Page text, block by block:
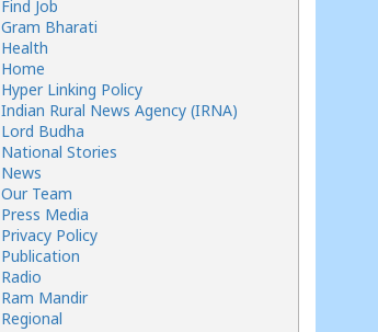
Find Job
Gram Bharati
Health
Home
Hyper Linking Policy
Indian Rural News Agency (IRNA)
Lord Budha
National Stories
News
Our Team
Press Media
Privacy Policy
Publication
Radio
Ram Mandir
Regional